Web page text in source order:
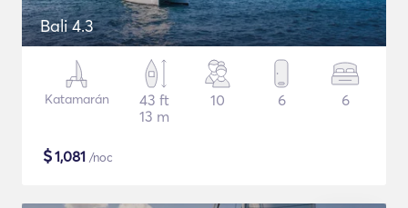
Bali 4.3
Katamarán
43 ft
13 m
10 6 6
$1,081 /noc